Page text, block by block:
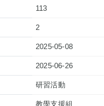
113
2
2025-05-08
2025-06-26
研習活動
教學支援組